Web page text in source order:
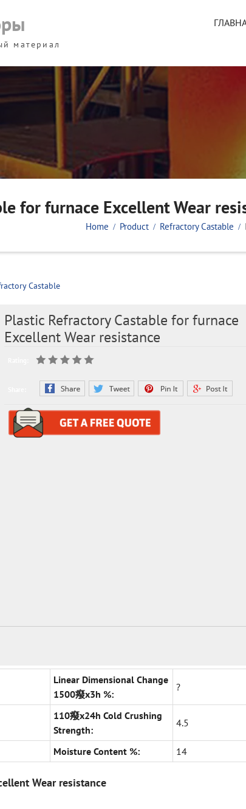
материал
for furnace Excellent Wear
Home Product Refractory Castable
Castable
Plastic Refractory Castable for furnace
Excellent Wear resistance
Linear Dimensional Change
1500癈x3h %:
?
110癈x24h Cold Crushing
Strength:
4.5
Moisture Content %: 14
Wear resistance